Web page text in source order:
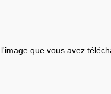
que vous avez